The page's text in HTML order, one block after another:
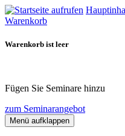
Warenkorb
Warenkorb ist leer
Fügen Sie Seminare hinzu
zum Seminarangebot
Menü aufklappen